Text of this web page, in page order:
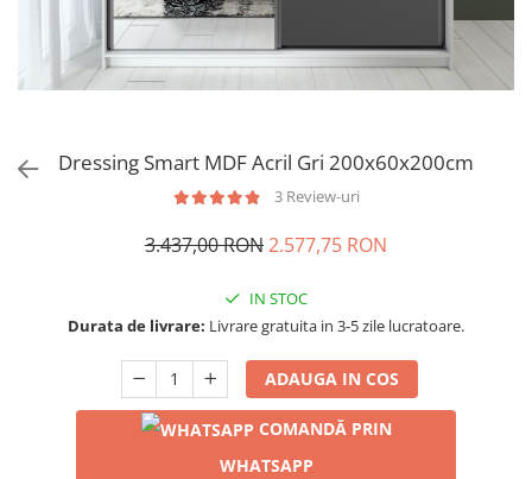
Dressing Smart MDF Acril Gri 200x60x200cm
3 Review-uri
3.437,00 RON2.577,75 RON
IN STOC
Durata de livrare: Livrare gratuita in 3-5 zile lucratoare.
ADAUGA IN COS
COMANDĂ PRIN
WHATSAPP